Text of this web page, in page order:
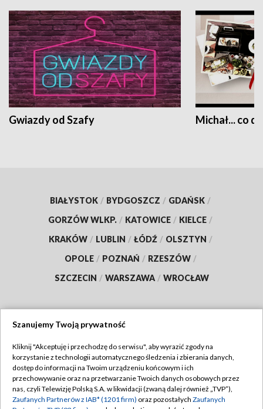
Gwiazdy od Szafy Michał... co
BIAŁYSTOK / BYDGOSZCZ / GDAŃSK /
GORZÓW WLKP. / KATOWICE / KIELCE /
KRAKÓW / LUBLIN / ŁÓDŹ / OLSZTYN /
OPOLE / POZNAŃ / RZESZÓW /
SZCZECIN / WARSZAWA / WROCŁAW
TVP
Abonament TVP
Emisja w TVP
Regulamin TVP
Polityka prywatności
Szanujemy Twoją prywatność
Kliknij "Akceptuję i przechodzę do serwisu", aby wyrazić zgody na
korzystanie z technologii automatycznego śledzenia i zbierania danych,
dostęp do informacji na Twoim urządzeniu końcowym i ich
przechowywanie oraz na przetwarzanie Twoich danych osobowych przez
nas, czyli Telewizję Polską S.A. w likwidacji (zwaną dalej również „TVP”),
Zaufanych Partnerów z IAB* (1201 firm) oraz pozostałych Zaufanych